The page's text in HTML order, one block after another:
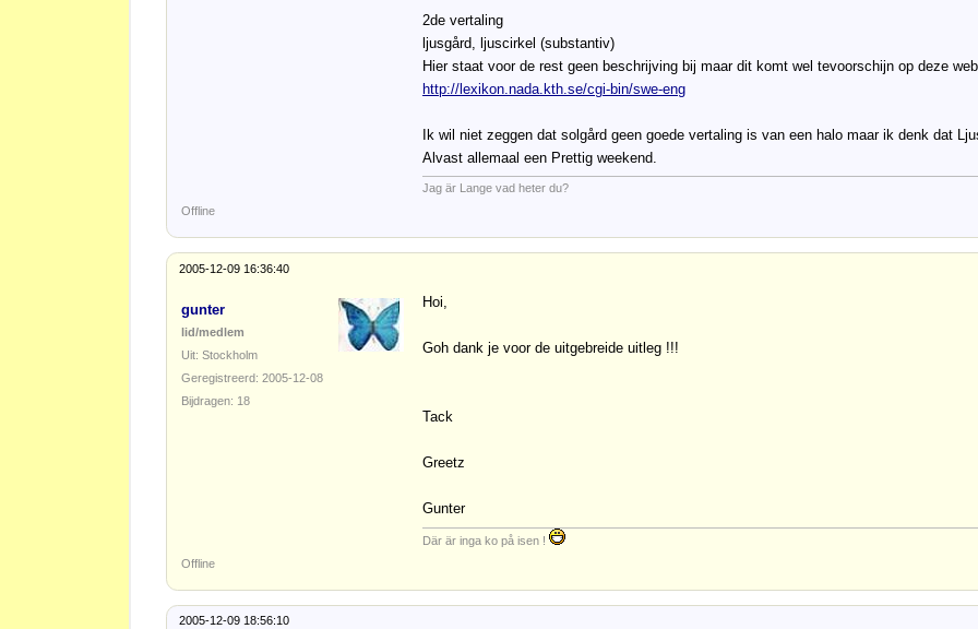
2de vertaling
ljusgård, ljuscirkel (substantiv)
Hier staat voor de rest geen beschrijving bij maar dit komt wel tevoorschijn op deze
http://lexikon.nada.kth.se/cgi-bin/swe-eng
Ik wil niet zeggen dat solgård geen goede vertaling is van een halo maar ik denk dat
Alvast allemaal een Prettig weekend.
Jag är Lange vad heter du?
Offline
2005-12-09 16:36:40
gunter
lid/medlem
Uit: Stockholm
Geregistreerd: 2005-12-08
Bijdragen: 18
Hoi,
Goh dank je voor de uitgebreide uitleg !!!
Tack
Greetz
Gunter
Där är inga ko på isen !
Offline
2005-12-09 18:56:10